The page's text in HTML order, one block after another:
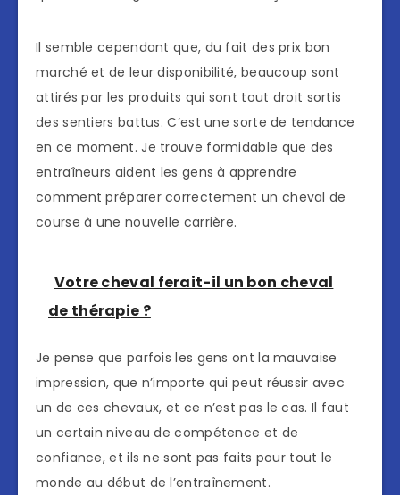
Il semble cependant que, du fait des prix bon
marché et de leur disponibilité, beaucoup sont
attirés par les produits qui sont tout droit sortis
des sentiers battus. C’est une sorte de tendance
en ce moment. Je trouve formidable que des
entraîneurs aident les gens à apprendre
comment préparer correctement un cheval de
course à une nouvelle carrière.
Votre cheval ferait-il un bon cheval
de thérapie ?
Je pense que parfois les gens ont la mauvaise
impression, que n’importe qui peut réussir avec
un de ces chevaux, et ce n’est pas le cas. Il faut
un certain niveau de compétence et de
confiance, et ils ne sont pas faits pour tout le
monde au début de l’entraînement.